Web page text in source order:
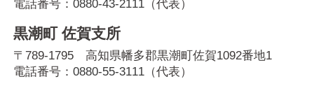
電話番号：0880-43-2111 （代表）
黒潮町 佐賀支所
〒789-1795 高知県幡多郡黒潮町佐賀1092番地1
電話番号：0880-55-3111 （代表）